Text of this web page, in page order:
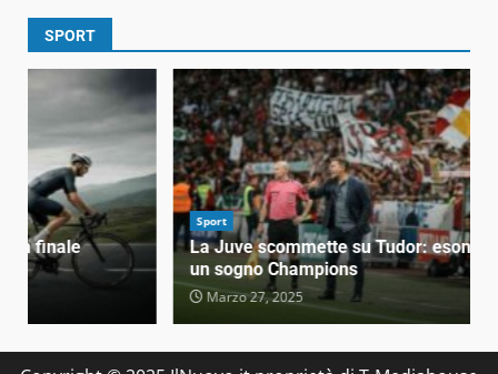
SPORT
Sport
La Juve scommette su Tudor: esonerato Motta per
un sogno Champions